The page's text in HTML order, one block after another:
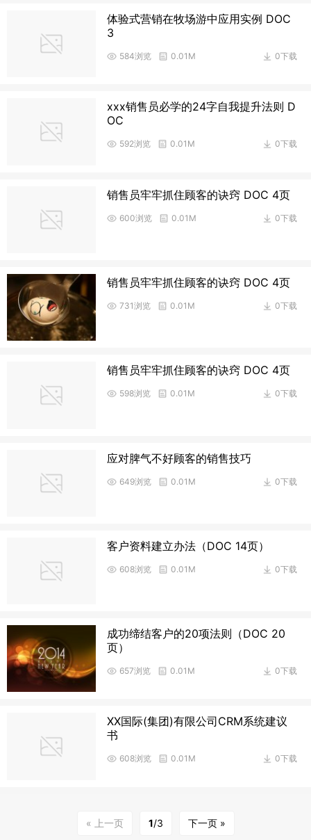
体验式营销在牧场游中应用实例 DOC
3
0下载
584浏览 0.01M
xxx销售员必学的24字自我提升法则 D
OC
0下载
592浏览 0.01M
销售员牢牢抓住顾客的诀窍 DOC 4页
0下载
600浏览 0.01M
销售员牢牢抓住顾客的诀窍 DOC 4页
0下载
731浏览 0.01M
销售员牢牢抓住顾客的诀窍 DOC 4页
0下载
598浏览 0.01M
应对脾气不好顾客的销售技巧
0下载
649浏览 0.01M
客户资料建立办法（DOC 14页）
0下载
608浏览 0.01M
成功缔结客户的20项法则（DOC 20
页）
0下载
657浏览 0.01M
XX国际(集团)有限公司CRM系统建议
书
0下载
608浏览 0.01M
« 上一页 1/3 下一页 »